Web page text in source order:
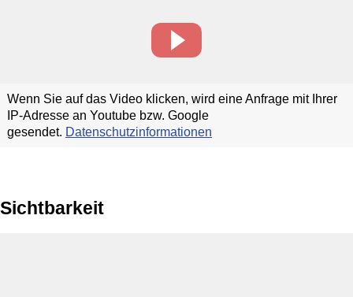
Wenn Sie auf das Video klicken, wird eine Anfrage mit Ihrer
IP-Adresse an Youtube bzw. Google
gesendet. Datenschutzinformationen
Sichtbarkeit